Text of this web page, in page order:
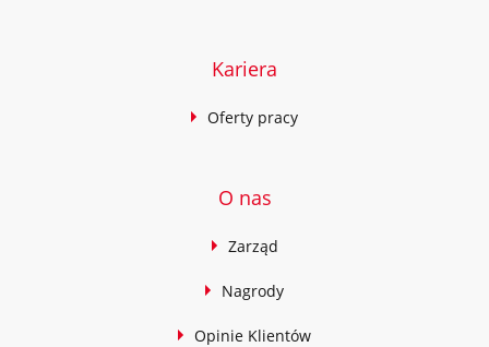
Kariera
Oferty pracy
O nas
Zarząd
Nagrody
Opinie Klientów